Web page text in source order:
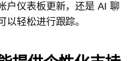
户仪表板更新，还是 AI 聊
以轻松进行跟踪。